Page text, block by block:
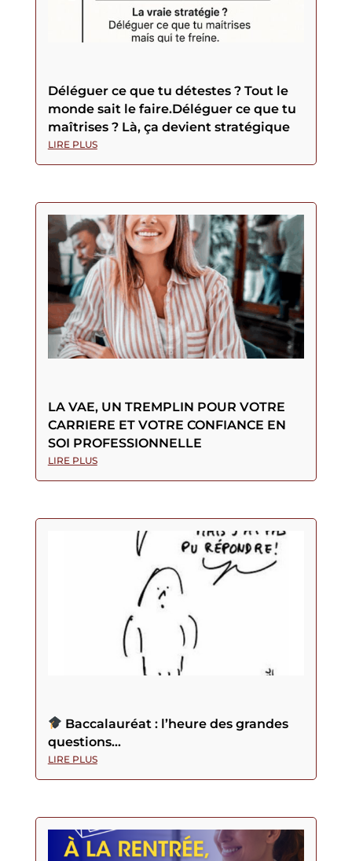
Déléguer ce que tu détestes ? Tout le
monde sait le faire.Déléguer ce que tu
maîtrises ? Là, ça devient stratégique
LIRE PLUS
LA VAE, UN TREMPLIN POUR VOTRE
CARRIERE ET VOTRE CONFIANCE EN
SOI PROFESSIONNELLE
LIRE PLUS
Baccalauréat : l’heure des grandes
questions…
LIRE PLUS